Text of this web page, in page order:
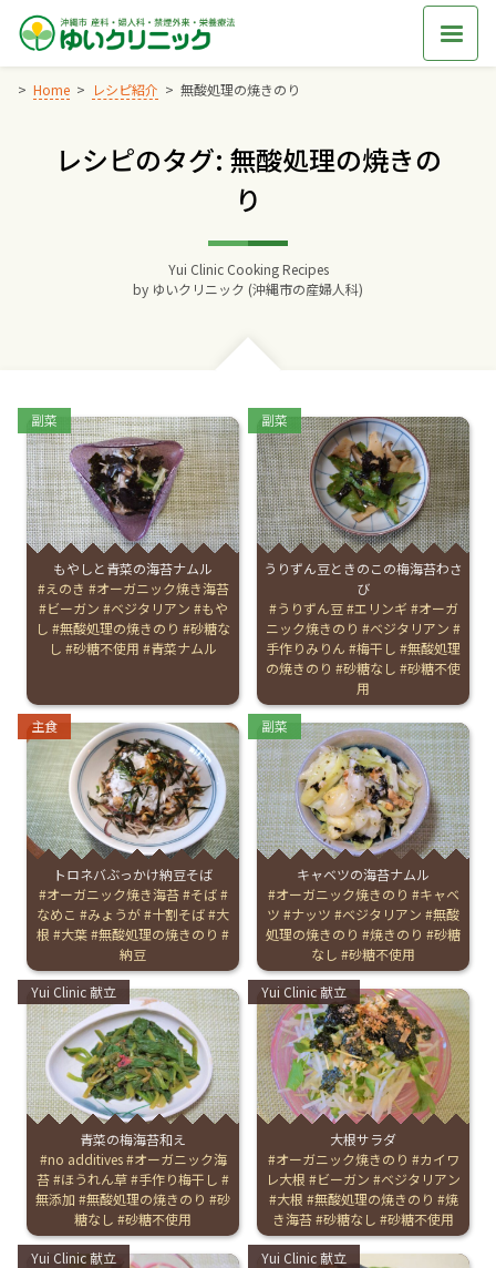
Skip
content
Home レシピ紹介 無酸処理の焼きのり
レシピのタグ: 無酸処理の焼きの
り
Yui Clinic Cooking Recipes
by ゆいクリニック (沖縄市の産婦人科)
Categories:
副菜
もやしと青菜の海苔ナムル
Tags:
えのき
オーガニック焼き海苔
ビーガン
ベジタリアン
もや
し
無酸処理の焼きのり
砂糖な
し
砂糖不使用 青菜ナムル
Categories:
副菜
うりずん豆ときのこの梅海苔わさ
び
Tags:
うりずん豆 エリンギ
オーガ
ニック焼きのり
ベジタリアン
手作りみりん
梅干し
無酸処理
の焼きのり
砂糖なし
砂糖不使
用
Categories:
主食
トロネバぶっかけ納豆そば
Tags:
オーガニック焼き海苔 そば
なめこ
みょうが 十割そば
大
根
大葉 無酸処理の焼きのり
納豆
Categories:
副菜
キャベツの海苔ナムル
Tags:
オーガニック焼きのり
キャベ
ツ
ナッツ ベジタリアン
無酸
処理の焼きのり
焼きのり
砂糖
なし
砂糖不使用
Categories:
Yui Clinic 献立
青菜の梅海苔和え
Tags:
no additives オーガニック海
苔
ほうれん草
手作り梅干し
無添加
無酸処理の焼きのり
砂
糖なし
砂糖不使用
Categories:
Yui Clinic 献立
大根サラダ
Tags:
オーガニック焼きのり
カイワ
レ大根
ビーガン
ベジタリアン
大根
無酸処理の焼きのり
焼
き海苔 砂糖なし
砂糖不使用
Categories:
Yui Clinic 献立 Categories:
Yui Clinic 献立
Home
院長からのごあいさつ
ゆいクリニックの経営理念
診療料金
妊婦健診
お産について
親と子の結びつき支援
母乳育児
予防接種
その他の診療内容
‘さんルーム’ でさまざまな講座・クラス
遠方にお住まいで当院での出産を希望される方へ
医師プロフィール
English Page